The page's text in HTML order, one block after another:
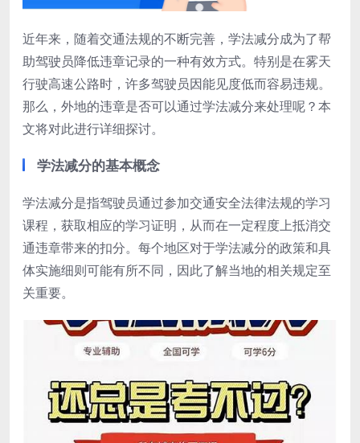
近年来，随着交通法规的不断完善，学法减分成为了帮
助驾驶员降低违章记录的一种有效方式。特别是在雾天
行驶高速公路时，许多驾驶员因能见度低而容易违规。
那么，外地的违章是否可以通过学法减分来处理呢？本
文将对此进行详细探讨。
学法减分的基本概念
学法减分是指驾驶员通过参加交通安全法律法规的学习
课程，获取相应的学习证明，从而在一定程度上抵消交
通违章带来的扣分。每个地区对于学法减分的政策和具
体实施细则可能有所不同，因此了解当地的相关规定至
关重要。